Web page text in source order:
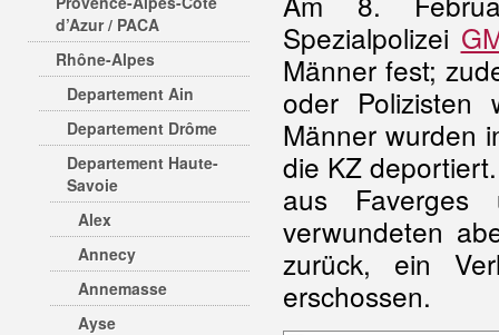
d’Azur / PACA
Rhône-Alpes
Departement Ain
Departement Drôme
Departement Haute-
Savoie
Alex
Annecy
Annemasse
Ayse
Spezialpolizei
Männer fest;
oder Polizisten
Männer wurden
die KZ
aus
verwundeten
zurück, ein
erschossen.